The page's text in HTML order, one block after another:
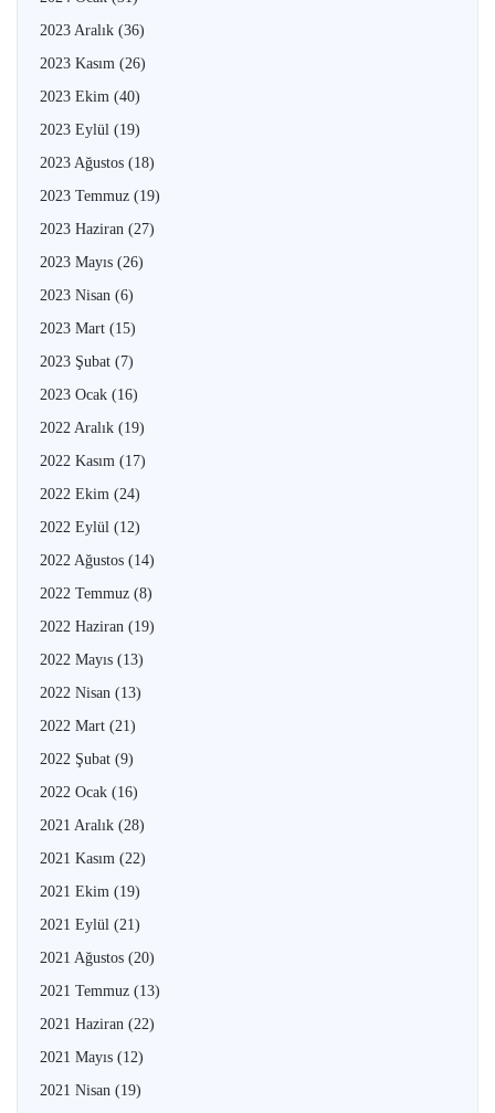
2023 Aralık (36)
2023 Kasım (26)
2023 Ekim (40)
2023 Eylül (19)
2023 Ağustos (18)
2023 Temmuz (19)
2023 Haziran (27)
2023 Mayıs (26)
2023 Nisan (6)
2023 Mart (15)
2023 Şubat (7)
2023 Ocak (16)
2022 Aralık (19)
2022 Kasım (17)
2022 Ekim (24)
2022 Eylül (12)
2022 Ağustos (14)
2022 Temmuz (8)
2022 Haziran (19)
2022 Mayıs (13)
2022 Nisan (13)
2022 Mart (21)
2022 Şubat (9)
2022 Ocak (16)
2021 Aralık (28)
2021 Kasım (22)
2021 Ekim (19)
2021 Eylül (21)
2021 Ağustos (20)
2021 Temmuz (13)
2021 Haziran (22)
2021 Mayıs (12)
2021 Nisan (19)